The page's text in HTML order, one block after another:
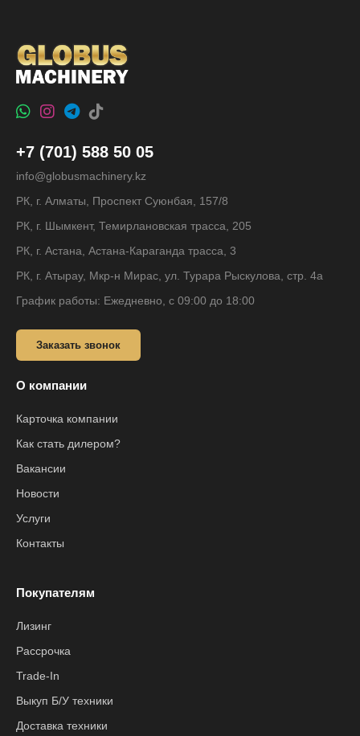
+7 (701) 588 50 05
info@globusmachinery.kz
РК, г. Алматы, Проспект Суюнбая, 157/8
РК, г. Шымкент, Темирлановская трасса, 205
РК, г. Астана, Астана-Караганда трасса, 3
РК, г. Атырау, Мкр-н Мирас, ул. Турара Рыскулова, стр. 4а
График работы: Ежедневно, с 09:00 до 18:00
Заказать звонок
О компании
Карточка компании
Как стать дилером?
Вакансии
Новости
Услуги
Контакты
Покупателям
Лизинг
Рассрочка
Trade-In
Выкуп Б/У техники
Доставка техники